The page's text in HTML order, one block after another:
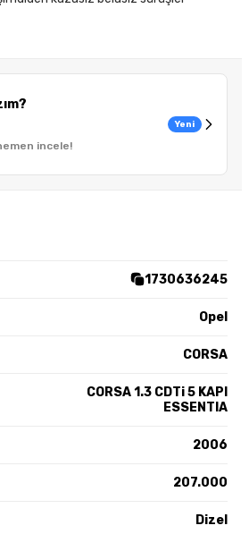
incele!
Yeni
1730636245
Opel
CORSA
CORSA 1.3 CDTi 5 KAPI
ESSENTIA
2006
207.000
Dizel